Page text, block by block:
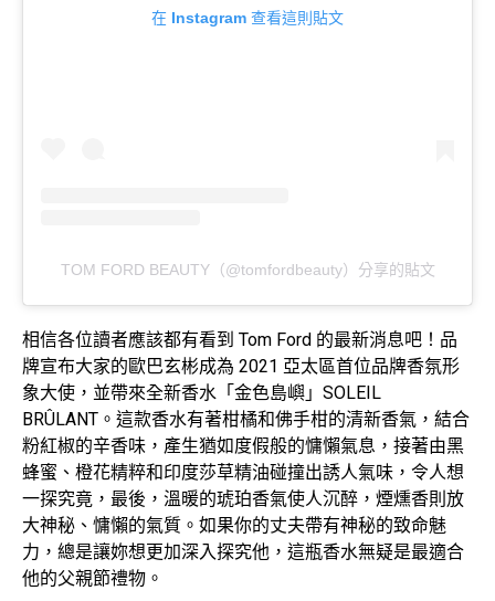
在 Instagram 查看這則貼文
TOM FORD BEAUTY（@tomfordbeauty）分享的貼文
相信各位讀者應該都有看到 Tom Ford 的最新消息吧！品
牌宣布大家的歐巴玄彬成為 2021 亞太區首位品牌香氛形
象大使，並帶來全新香水「金色島嶼」SOLEIL
BRÛLANT。這款香水有著柑橘和佛手柑的清新香氣，結合
粉紅椒的辛香味，產生猶如度假般的慵懶氣息，接著由黑
蜂蜜、橙花精粹和印度莎草精油碰撞出誘人氣味，令人想
一探究竟，最後，溫暖的琥珀香氣使人沉醉，煙燻香則放
大神秘、慵懶的氣質。如果你的丈夫帶有神秘的致命魅
力，總是讓妳想更加深入探究他，這瓶香水無疑是最適合
他的父親節禮物。